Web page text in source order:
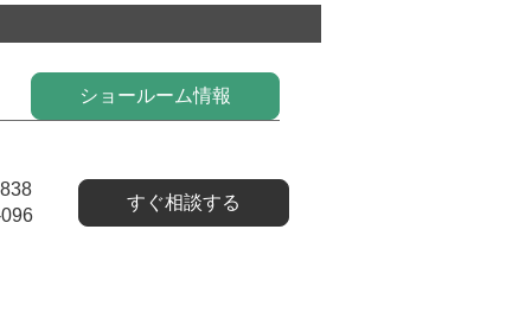
ショールーム情報
すぐ相談する